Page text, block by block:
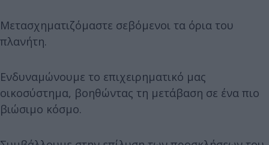
Μετασχηματιζόμαστε σεβόμενοι τα όρια του
πλανήτη.
Ενδυναμώνουμε το επιχειρηματικό μας
οικοσύστημα, βοηθώντας τη μετάβαση σε ένα πιο
βιώσιμο κόσμο.